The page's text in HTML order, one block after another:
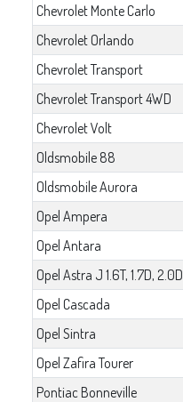
Chevrolet Monte Carlo
Chevrolet Orlando
Chevrolet Transport
Chevrolet Transport 4WD
Chevrolet Volt
Oldsmobile 88
Oldsmobile Aurora
Opel Ampera
Opel Antara
Opel Astra J 1.6T, 1.7D, 2.0D
Opel Cascada
Opel Sintra
Opel Zafira Tourer
Pontiac Bonneville